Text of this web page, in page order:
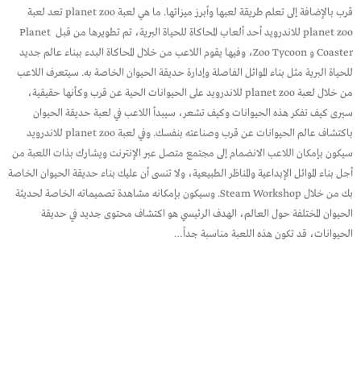
قرب بالإضافة إلى تعلم طريقة لعبها وأبرز ميزاتها. ما هي لعبة planet zoo تعد لعبة
planet zoo للاندرويد أحد ألعاب المحاكاة للحياة البرية، تم تطويرها من قبل Planet
Coaster و Zoo Tycoon، وفيها يقوم اللاعب من خلال المحاكاة البدء ببناء عالم جديد
للحياة البرية مثل بناء الموائل الفاصلة وإدارة حديقة الحيوان الخاصة به. سيتعرف اللاعب
من خلال لعبة planet zoo للاندرويد على الحيوانات الحية عن قرب وكأنها حقيقية،
سيرى كيف تفكر هذه الحيوانات وكيف تشعر، سيبدأ اللاعب في لعبة حديقة الحيوان
باكتشاف عالم الحيوانات عن قرب وصناعته بنفسك. وفي لعبة planet zoo للاندرويد
سيكون بإمكان اللاعب الانضمام إلى مجتمع متصل عبر الإنترنت ويشارك بذات اللعبة من
أجل بناء الموائل الإبداعية والمناظر الطبيعية، ولا تنسى أن عليك بناء حديقة الحيوان الخاصة
بك من خلال Steam Workshop. وسيكون بإمكانه مشاهدة تصميماته الخاصة لحديثة
الحيوان المختلفة حول العالم، الهدف الرئيسي هو اكتشاف محتوى جديد في حديقة
الحيوانات، قد تكون هذه اللعبة مناسبة جداً…